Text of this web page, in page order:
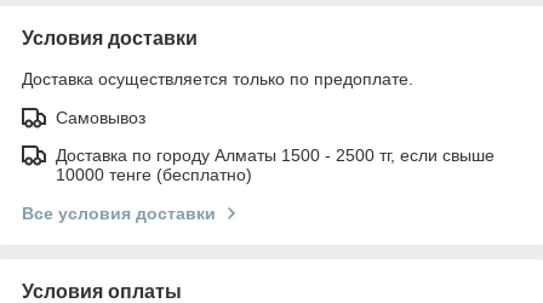
Условия доставки
Доставка осуществляется только по предоплате.
Самовывоз
Доставка по городу Алматы 1500 - 2500 тг, если свыше
10000 тенге (бесплатно)
Все условия доставки
Условия оплаты